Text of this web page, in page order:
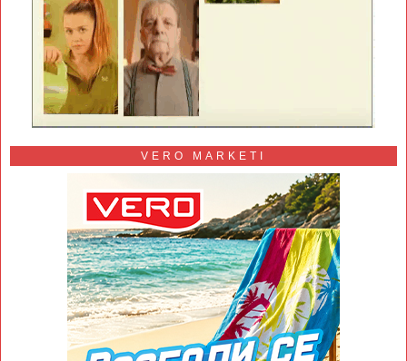
VERO MARKETI